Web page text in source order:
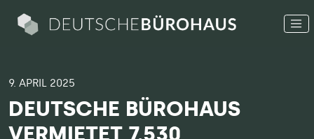
9. APRIL 2025
DEUTSCHE BÜROHAUS